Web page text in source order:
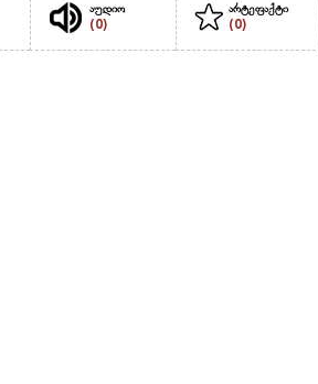
აუდიო
(0)
არტეფაქტი
(0)